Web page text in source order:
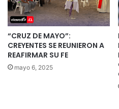
“CRUZ DE MAYO”:
CREYENTES SE REUNIERON A
REAFIRMAR SU FE
mayo 6, 2025